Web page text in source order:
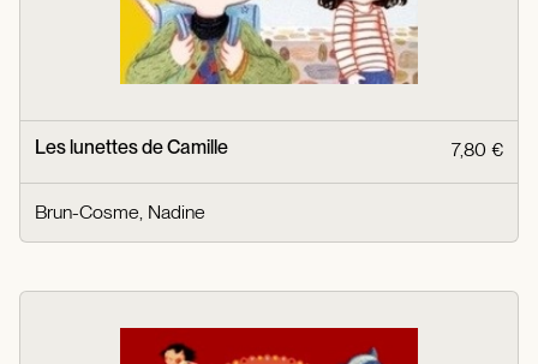
Les lunettes de Camille 7,80 €
Brun-Cosme, Nadine